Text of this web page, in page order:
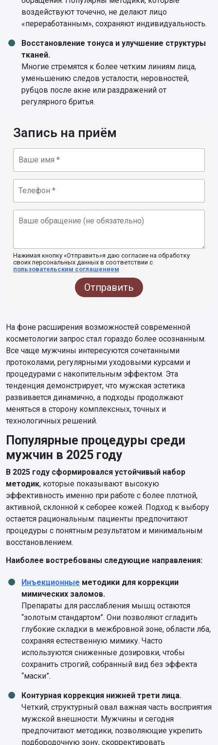
воздействуют точечно, не делают лицо
«переработанным», сохраняют индивидуальность.
Восстановление тонуса и улучшение структуры
тканей.
Многие стремятся к более четким линиям лица,
уменьшению следов усталости, неровностей,
рубцов после акне или раздражений от
регулярного бритья.
Запись на приём
Нажимая кнопку «Отправить»я даю согласие на обработку
своих персональных данных в соответствии с
пользовательским соглашением
Отправить
На фоне расширения возможностей современной
косметологии запрос стал гораздо более осознанным.
Все чаще мужчины интересуются сочетанными
протоколами, регулярными уходовыми курсами и
процедурами с накопительным эффектом. Эта
тенденция демонстрирует, что мужская эстетика
развивается динамично, а подходы продолжают
меняться в сторону комплексных, точных и
технологичных решений.
Популярные процедуры среди
мужчин в 2025 году
В 2025 году сформировался устойчивый набор
методик, которые показывают высокую
эффективность именно при работе с более плотной,
активной, склонной к себорее кожей. Подход к выбору
остается рациональным: пациенты предпочитают
процедуры с понятным результатом и минимальным
восстановлением.
Наиболее востребованы следующие направления:
Инъекционные методики для коррекции
мимических заломов.
Препараты для расслабления мышц остаются
“золотым стандартом”. Они позволяют сгладить
глубокие складки в межбровной зоне, области лба,
сохраняя естественную мимику. Часто
используются сниженные дозировки, чтобы
сохранить строгий, собранный вид без эффекта
“маски”.
Контурная коррекция нижней трети лица.
Четкий, структурный овал важная часть восприятия
мужской внешности. Мужчины и сегодня
предпочитают методики, позволяющие укрепить
подбородочную зону, скорректировать